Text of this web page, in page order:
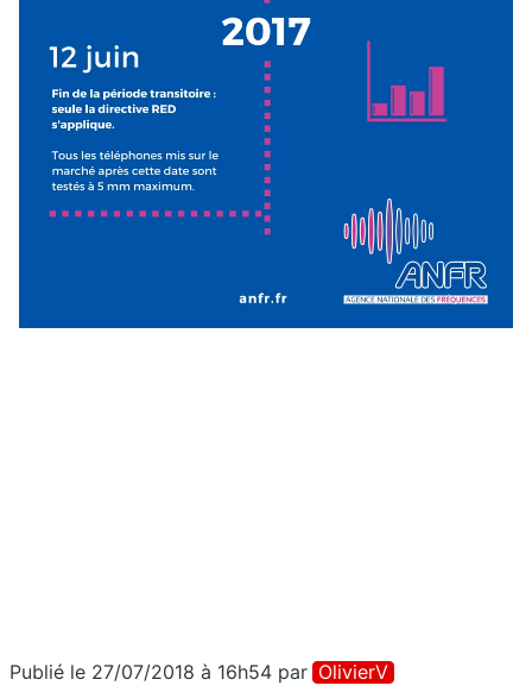
Publié le 27/07/2018 à 16h54 par OlivierV